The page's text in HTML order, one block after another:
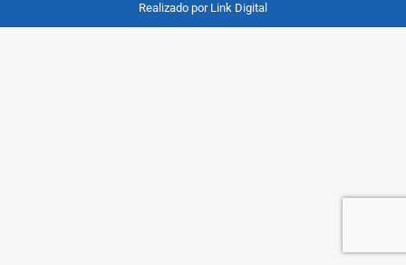
Realizado por Link Digital